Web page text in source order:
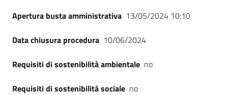
Apertura busta amministrativa 13/05/2024 10:10
Data chiusura procedura 10/06/2024
Requisiti di sostenibilità ambientale no
Requisiti di sostenibilità sociale no